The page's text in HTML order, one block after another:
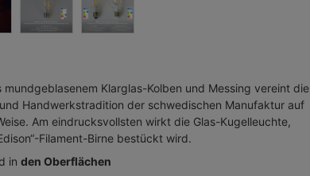
mundgeblasenem Klarglas-Kolben und Messing vereint die
Handwerkstradition der schwedischen Manufaktur auf
Am eindrucksvollsten wirkt die Glas-Kugelleuchte,
Filament-Birne bestückt wird.
in den Oberflächen